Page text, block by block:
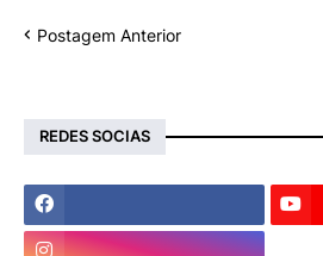
Postagem Anterior
REDES SOCIAS